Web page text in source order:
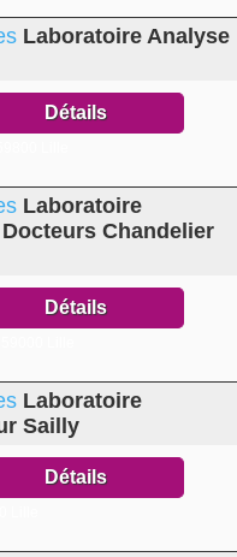
Laboratoire Analyse
Détails
Laboratoire
Chandelier
Détails
Laboratoire
Sailly
Détails